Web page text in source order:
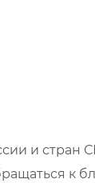
и стран